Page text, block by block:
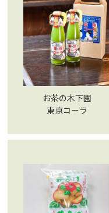
お茶の木下園
東京コーラ